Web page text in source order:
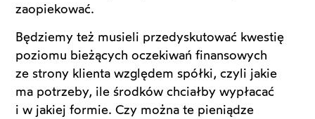
zaopiekować.
Będziemy też musieli przedyskutować kwestię
poziomu bieżących oczekiwań finansowych
ze strony klienta względem spółki, czyli jakie
ma potrzeby, ile środków chciałby wypłacać
i w jakiej formie. Czy można te pieniądze